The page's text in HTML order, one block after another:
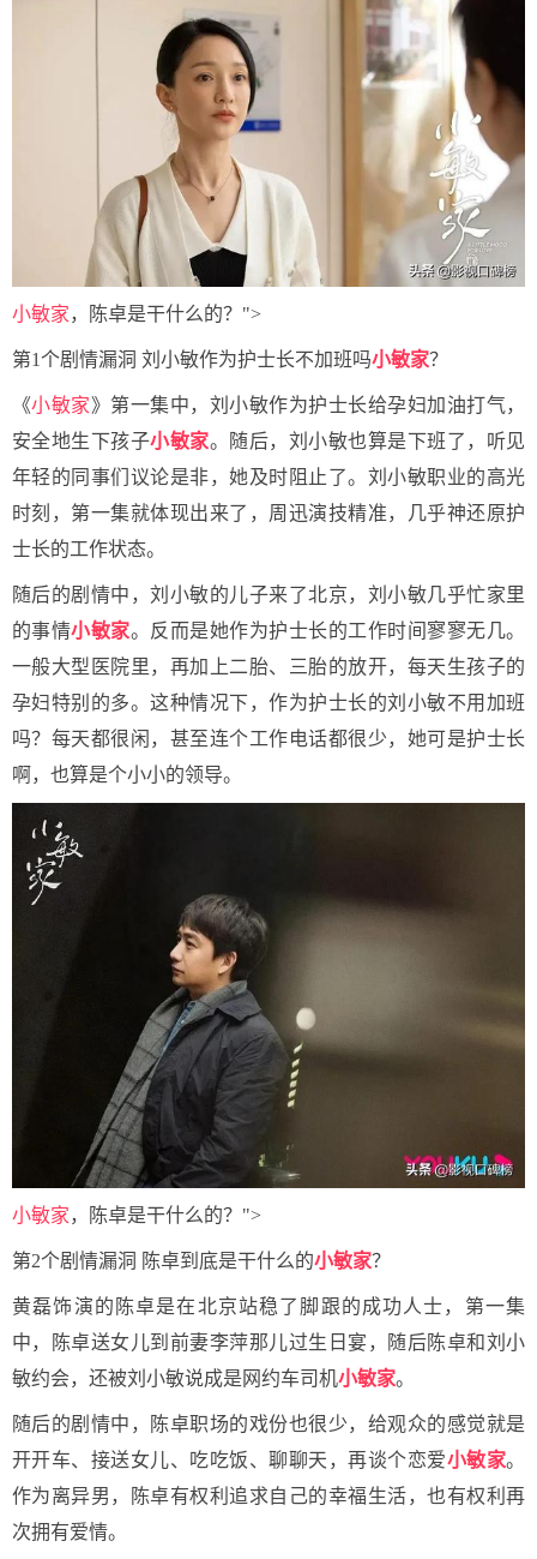
小敏家，陈卓是干什么的？">
第1个剧情漏洞 刘小敏作为护士长不加班吗小敏家？
《小敏家》第一集中，刘小敏作为护士长给孕妇加油打气，
安全地生下孩子小敏家。随后，刘小敏也算是下班了，听见
年轻的同事们议论是非，她及时阻止了。刘小敏职业的高光
时刻，第一集就体现出来了，周迅演技精准，几乎神还原护
士长的工作状态。
随后的剧情中，刘小敏的儿子来了北京，刘小敏几乎忙家里
的事情小敏家。反而是她作为护士长的工作时间寥寥无几。
一般大型医院里，再加上二胎、三胎的放开，每天生孩子的
孕妇特别的多。这种情况下，作为护士长的刘小敏不用加班
吗？每天都很闲，甚至连个工作电话都很少，她可是护士长
啊，也算是个小小的领导。
小敏家，陈卓是干什么的？">
第2个剧情漏洞 陈卓到底是干什么的小敏家？
黄磊饰演的陈卓是在北京站稳了脚跟的成功人士，第一集
中，陈卓送女儿到前妻李萍那儿过生日宴，随后陈卓和刘小
敏约会，还被刘小敏说成是网约车司机小敏家。
随后的剧情中，陈卓职场的戏份也很少，给观众的感觉就是
开开车、接送女儿、吃吃饭、聊聊天，再谈个恋爱小敏家。
作为离异男，陈卓有权利追求自己的幸福生活，也有权利再
次拥有爱情。